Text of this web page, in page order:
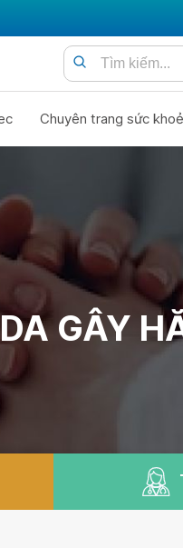
Chuyên trang sức khoẻ
GÂY